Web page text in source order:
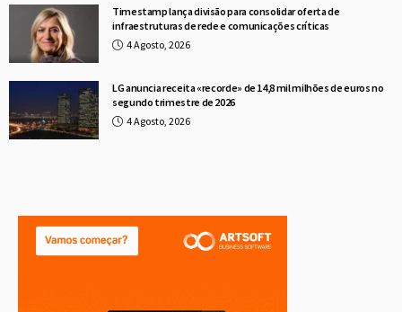
Timestamp lança divisão para consolidar oferta de
infraestruturas de rede e comunicações críticas
4 Agosto, 2026
LG anuncia receita «recorde» de 14,8 mil milhões de euros no
segundo trimestre de 2026
4 Agosto, 2026